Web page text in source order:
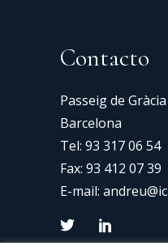
Contacto
Passeig de
Barcelona
Tel: 93 317 06 54
Fax: 93 412 07 39
E-mail: